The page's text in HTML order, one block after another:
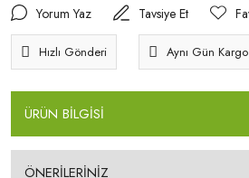
Yorum Yaz Tavsiye Et
Hızlı Gönderi Aynı Gün Kargo
ÜRÜN BİLGİSİ
ÖNERİLERİNİZ